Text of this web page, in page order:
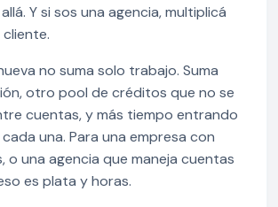
Y si sos una agencia, multiplicá
no suma solo trabajo. Suma
otro pool de créditos que no se
cuentas, y más tiempo entrando
una. Para una empresa con
o una agencia que maneja cuentas
es plata y horas.